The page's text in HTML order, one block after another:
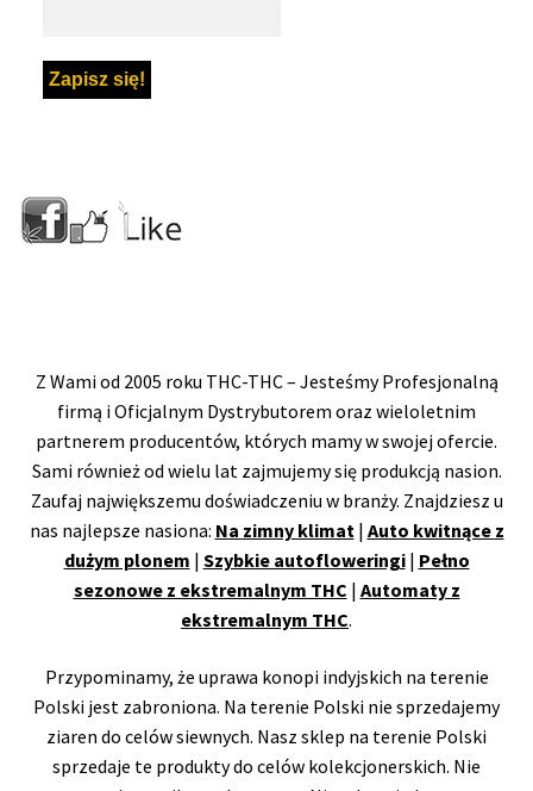
Z Wami od 2005 roku THC-THC – Jesteśmy Profesjonalną
firmą i Oficjalnym Dystrybutorem oraz wieloletnim
partnerem producentów, których mamy w swojej ofercie.
Sami również od wielu lat zajmujemy się produkcją nasion.
Zaufaj największemu doświadczeniu w branży. Znajdziesz u
nas najlepsze nasiona: Na zimny klimat | Auto kwitnące z
dużym plonem | Szybkie autofloweringi| Pełno
sezonowe z ekstremalnym THC | Automaty z
ekstremalnym THC.
Przypominamy, że uprawa konopi indyjskich na terenie
Polski jest zabroniona. Na terenie Polski nie sprzedajemy
ziaren do celów siewnych. Nasz sklep na terenie Polski
sprzedaje te produkty do celów kolekcjonerskich. Nie